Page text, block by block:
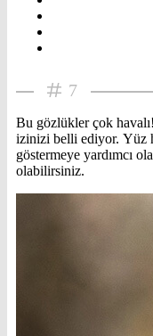
7
Bu gözlükler çok
izinizi belli ediyor. Yüz
göstermeye yardımcı
olabilirsiniz.